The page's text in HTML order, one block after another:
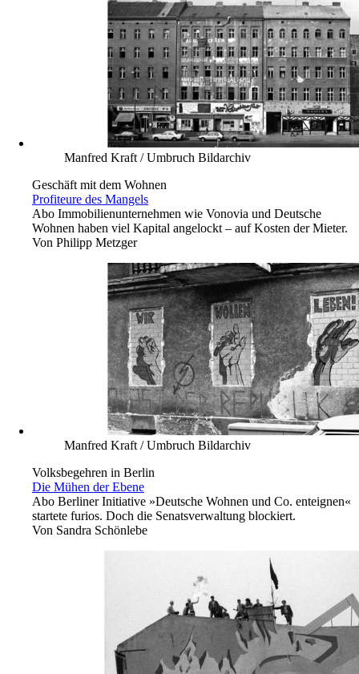
Manfred Kraft / Umbruch Bildarchiv
Geschäft mit dem Wohnen
Profiteure des Mangels
Abo Immobilienunternehmen wie Vonovia und Deutsche
Wohnen haben viel Kapital angelockt – auf Kosten der Mieter.
Von Philipp Metzger
Manfred Kraft / Umbruch Bildarchiv
Volksbegehren in Berlin
Die Mühen der Ebene
Abo Berliner Initiative »Deutsche Wohnen und Co. enteignen«
startete furios. Doch die Senatsverwaltung blockiert.
Von Sandra Schönlebe